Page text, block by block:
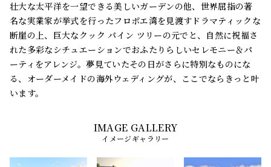
壮大な太平洋を一望できる美しいガーデンの他、世界屈指の著
名な実業家が挙式を行ったフロポエ湾を見渡すドラマティックな
断崖の上、巨大なクック パイン ツリーの元でと、自然に祝福さ
れた多彩なシチュエーションでおふたりらしいセレモニー＆パ
ーティをアレンジ。夢見ていたその日がさらに特別なものにな
る、オーダーメイドの海外ウェディングが、ここでならきっと叶
います。
イメージギャラリー